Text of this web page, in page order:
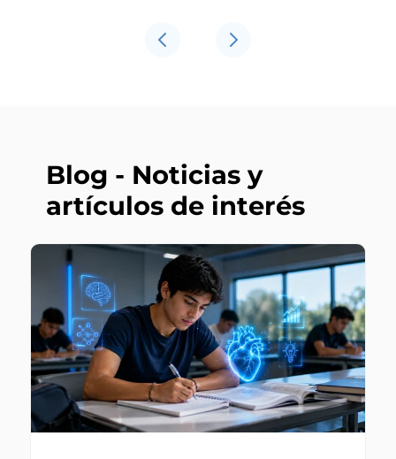
Blog - Noticias y
artículos de interés